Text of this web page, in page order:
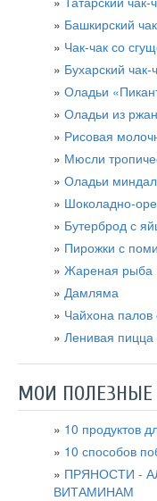
Башкирский
Чак-чак со
Бухарский чак-
Оладьи
Оладьи из
Рисовая
Мюсли
Оладьи
Шоколадно-
Бутерброд с
Пирожки с
Жареная рыба
Дамляма
Чайхона
Ленивая пицца
МОИ ПОЛЕЗНЫЕ
10 продуктов
10 способов
ПРЯНОСТИ -
ВИТАМИНАМ